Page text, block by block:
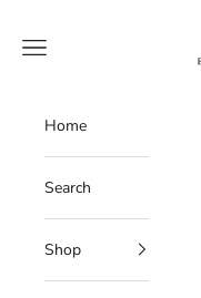
Navigation menu
Home
Search
Shop